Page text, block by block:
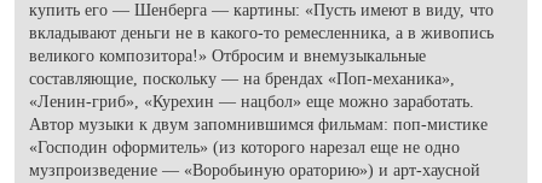
купить его — Шенберга — картины: «Пусть имеют в виду, что
вкладывают деньги не в какого-то ремесленника, а в живопись
великого композитора!» Отбросим и внемузыкальные
составляющие, поскольку — на брендах «Поп-механика»,
«Ленин-гриб», «Курехин — нацбол» еще можно заработать.
Автор музыки к двум запомнившимся фильмам: поп-мистике
«Господин оформитель» (из которого нарезал еще не одно
музпроизведение — «Воробьиную ораторию») и арт-хаусной